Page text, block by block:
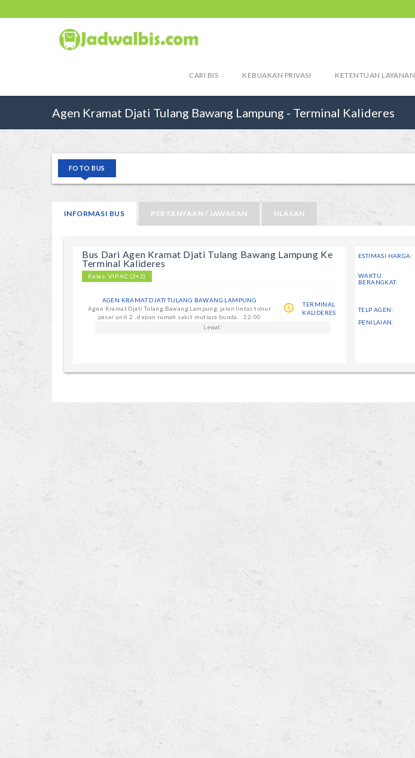
CARI BIS KEBIJAKAN PRIVASI KETENTUAN LAYANAN
Agen Kramat Djati Tulang Bawang Lampung - Terminal Kalideres
FOTO BUS
INFORMASI BUS PERTANYAAN / JAWABAN ULASAN
Bus Dari Agen Kramat Djati Tulang Bawang Lampung Ke
Terminal Kalideres
Kelas: VIP AC (2+2)
AGEN KRAMAT DJATI TULANG BAWANG LAMPUNG
Agen Kramat Djati Tulang Bawang Lampung, jalan lintas timur
pasar unit 2 , depan rumah sakit mutiara bunda. : 22:00
TERMINAL
KALIDERES
Lewat:
ESTIMASI HARGA:
WAKTU
BERANGKAT:
TELP AGEN:
PENILAIAN: